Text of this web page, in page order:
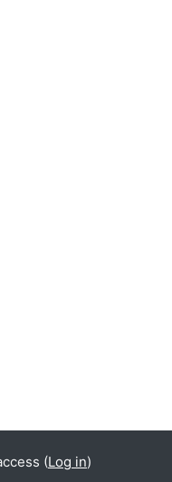
(Log in)